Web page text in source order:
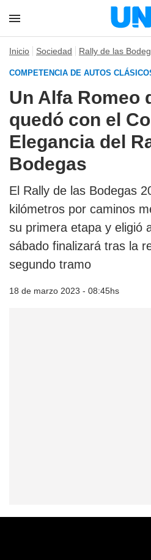
Inicio Sociedad Rally de las
COMPETENCIA DE AUTOS
Un Alfa Romeo
quedó con el
Elegancia del
Bodegas
El Rally de las Bodegas
kilómetros por caminos
su primera etapa y eligió
sábado finalizará tras la
segundo tramo
18 de marzo 2023 - 08:45hs